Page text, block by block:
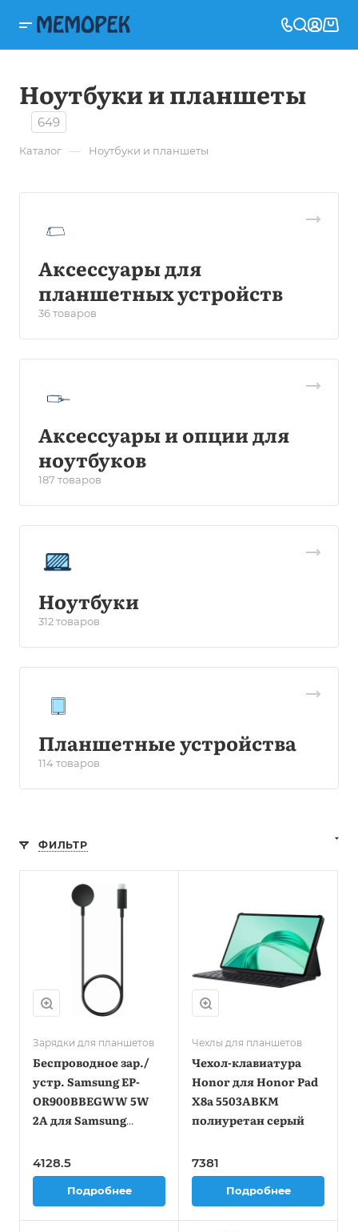
Ноутбуки и планшеты
649
Каталог — Ноутбуки и планшеты
Аксессуары для
планшетных устройств
36 товаров
Аксессуары и опции для
ноутбуков
187 товаров
Ноутбуки
312 товаров
Планшетные устройства
114 товаров
ФИЛЬТР
Зарядки для планшетов
Беспроводное зар./
устр. Samsung EP-
OR900BBEGWW 5W
2A для Samsung
4128.5
Подробнее
Чехлы для планшетов
Чехол-клавиатура
Honor для Honor Pad
X8a 5503ABKM
полиуретан серый
7381
Подробнее